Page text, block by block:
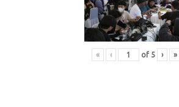
« ‹ of 5 › »